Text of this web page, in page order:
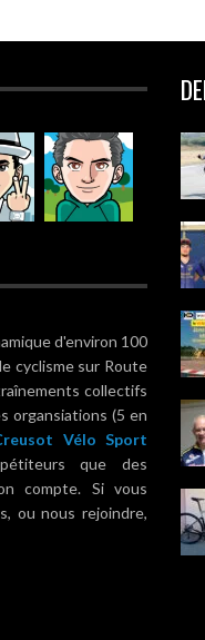
d'environ 100
cyclisme sur Route
collectifs
organsiations (5 en
Vélo Sport
que des
compte. Si vous
ou nous rejoindre,